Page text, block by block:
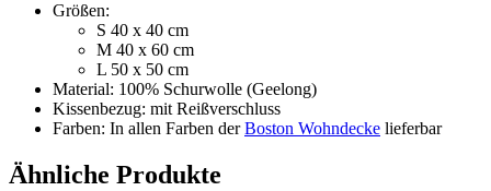
Größen:
S 40 x 40 cm
M 40 x 60 cm
L 50 x 50 cm
Material: 100% Schurwolle (Geelong)
Kissenbezug: mit Reißverschluss
Farben: In allen Farben derBoston Wohndecke lieferbar
Ähnliche Produkte